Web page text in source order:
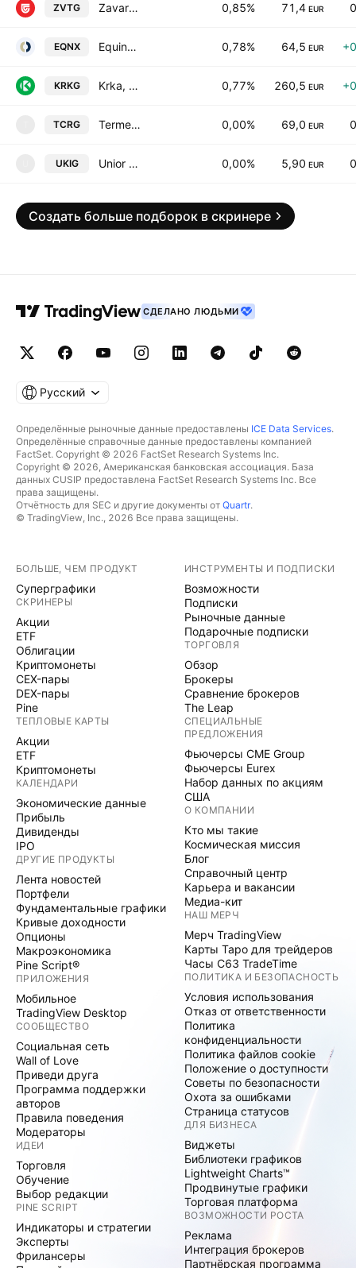
ZVTG Zavarovalnica Triglav dd 0,85% 71,4 EUR
EQNX Equinox Nepremicnine dd 0,78% 64,5 EUR
KRKG Krka, d. d., Novo mesto 0,77% 260,5 EUR
TCRG Terme Catez d.d. 0,00% 69,0 EUR
UKIG Unior dd 0,00% 5,90 EUR
Создать больше подборок в скринере
СДЕЛАНО ЛЮДЬМИ
Русский
Определённые рыночные данные предоставлены ICE Data Services.
Определённые справочные данные предоставлены компанией
FactSet. Copyright © 2026 FactSet Research Systems Inc.
Copyright © 2026, Американская банковская ассоциация. База
данных CUSIP предоставлена FactSet Research Systems Inc. Все
права защищены.
Отчётность для SEC и другие документы от Quartr.
© TradingView, Inc., 2026 Все права защищены.
БОЛЬШЕ, ЧЕМ ПРОДУКТ
Суперграфики
СКРИНЕРЫ
Акции
ETF
Облигации
Криптомонеты
CEX-пары
DEX-пары
Pine
ТЕПЛОВЫЕ КАРТЫ
Акции
ETF
Криптомонеты
КАЛЕНДАРИ
Экономические данные
Прибыль
Дивиденды
IPO
ДРУГИЕ ПРОДУКТЫ
Лента новостей
Портфели
Фундаментальные графики
Кривые доходности
Опционы
Макроэкономика
Pine Script®
ПРИЛОЖЕНИЯ
Мобильное
TradingView Desktop
СООБЩЕСТВО
Социальная сеть
Wall of Love
Приведи друга
Программа поддержки
авторов
Правила поведения
Модераторы
ИДЕИ
Торговля
Обучение
Выбор редакции
PINE SCRIPT
Индикаторы и стратегии
Эксперты
Фрилансеры
ИНСТРУМЕНТЫ И ПОДПИСКИ
Возможности
Подписки
Рыночные данные
Подарочные подписки
ТОРГОВЛЯ
Обзор
Брокеры
Сравнение брокеров
The Leap
СПЕЦИАЛЬНЫЕ
ПРЕДЛОЖЕНИЯ
Фьючерсы CME Group
Фьючерсы Eurex
Набор данных по акциям
США
О КОМПАНИИ
Кто мы такие
Космическая миссия
Блог
Справочный центр
Карьера и вакансии
Медиа-кит
НАШ МЕРЧ
Мерч TradingView
Карты Таро для трейдеров
Часы C63 TradeTime
ПОЛИТИКА И БЕЗОПАСНОСТЬ
Условия использования
Отказ от ответственности
Политика
конфиденциальности
Политика файлов cookie
Положение о доступности
Советы по безопасности
Охота за ошибками
Страница статусов
ДЛЯ БИЗНЕСА
Виджеты
Библиотеки графиков
Lightweight Charts™
Продвинутые графики
Торговая платформа
ВОЗМОЖНОСТИ РОСТА
Реклама
Интеграция брокеров
Партнёрская программа